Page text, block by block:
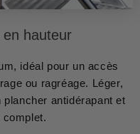
hauteur
idéal pour un accès
ou ragréage. Léger,
plancher antidérapant et
complet.